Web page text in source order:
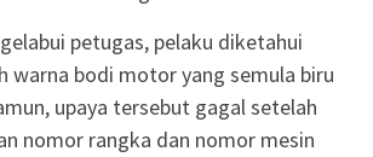
petugas, pelaku diketahui
warna bodi motor yang semula biru
upaya tersebut gagal setelah
nomor rangka dan nomor mesin